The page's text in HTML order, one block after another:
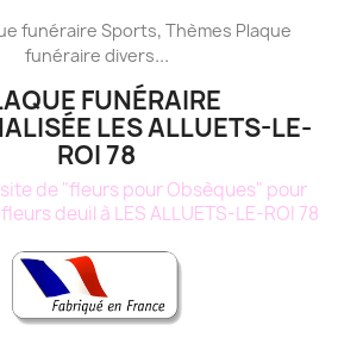
funéraire Sports, Thèmes Plaque
funéraire divers...
FUNÉRAIRE
LES ALLUETS-LE-
ROI 78
de "fleurs pour Obsèques" pour
deuil à LES ALLUETS-LE-ROI 78